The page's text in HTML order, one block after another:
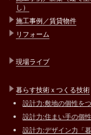
し）
施工事例／賃貸物件
リフォーム
現場ライブ
暮らす技術ｘつくる技術
設計力:敷地の個性を
設計力:住まい手の個
設計力:デザイン力「